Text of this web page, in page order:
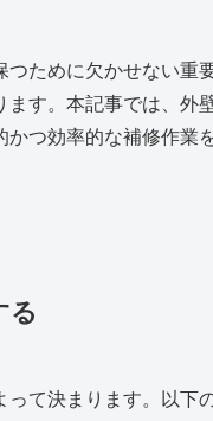
ために欠かせない重
す。本記事では、外
かつ効率的な補修作業
る
て決まります。以下